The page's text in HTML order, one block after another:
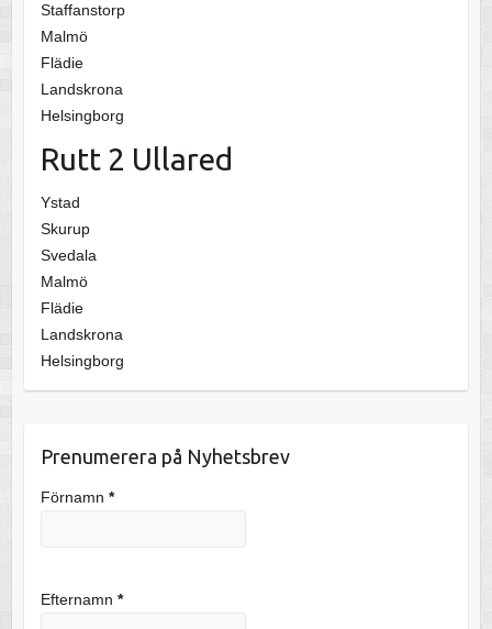
Staffanstorp
Malmö
Flädie
Landskrona
Helsingborg
Rutt 2 Ullared
Ystad
Skurup
Svedala
Malmö
Flädie
Landskrona
Helsingborg
Prenumerera på Nyhetsbrev
Förnamn *
Efternamn *